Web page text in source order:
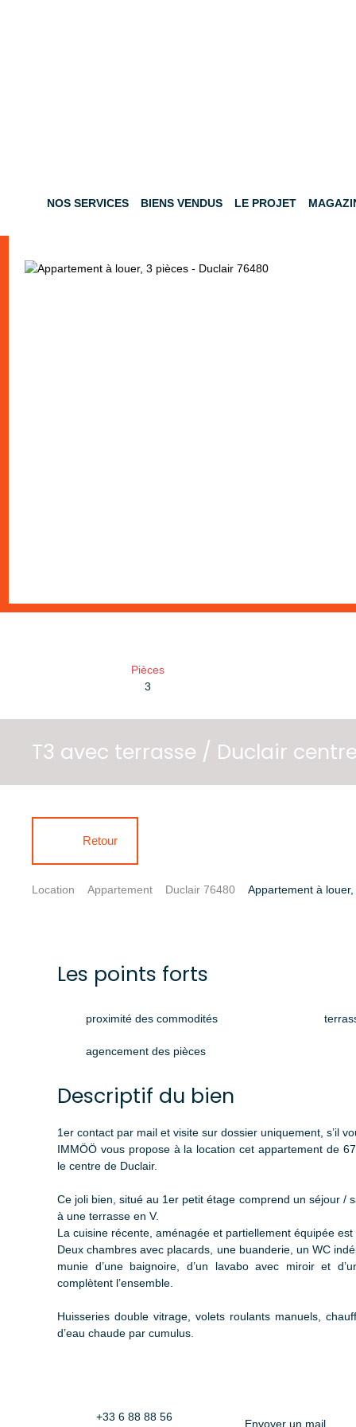
NOS SERVICES BIENS VENDUS LE PROJET
Pièces
3
T3 avec terrasse / Duclair
Retour
Location Appartement Duclair 76480 Appartement à
Les points forts
proximité des commodités
agencement des pièces
Descriptif du bien
1er contact par mail et visite sur dossier uniquement, s’il
IMMÖÖ vous propose à la location cet appartement de
le centre de Duclair.
Ce joli bien, situé au 1er petit étage comprend un séjour /
à une terrasse en V.
La cuisine récente, aménagée et partiellement équipée
Deux chambres avec placards, une buanderie, un WC
munie d’une baignoire, d’un lavabo avec miroir et
complètent l’ensemble.
Huisseries double vitrage, volets roulants manuels,
d’eau chaude par cumulus.
+33 6 88 88 56
Envoyer un mail